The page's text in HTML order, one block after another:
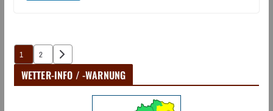
Seitennummerierung
der
1 2
WETTER-INFO / -WARNUNG